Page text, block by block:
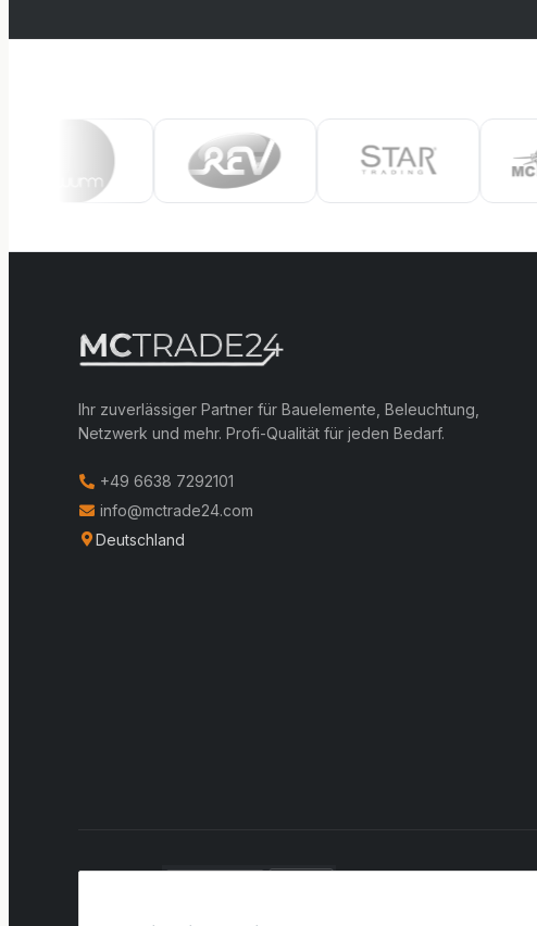
Ihr zuverlässiger Partner für Bauelemente, Beleuchtung,
Netzwerk und mehr. Profi-Qualität für jeden Bedarf.
+49 6638 7292101
info@mctrade24.com
Deutschland